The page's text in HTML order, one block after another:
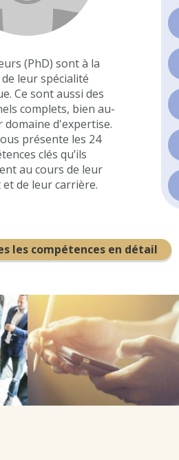
(PhD) sont à la
leur spécialité
Ce sont aussi des
complets, bien au-
domaine d'expertise.
présente les 24
clés qu’ils
au cours de leur
de leur carrière.
les compétences en détail